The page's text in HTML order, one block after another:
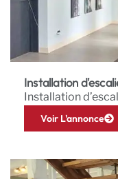
Installation
Installation
Voir L'annonce